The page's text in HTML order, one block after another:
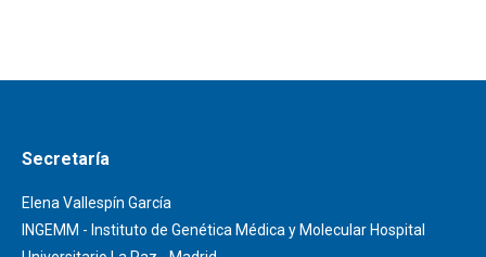
Secretaría
Elena Vallespín García
INGEMM - Instituto de Genética Médica y Molecular Hospital